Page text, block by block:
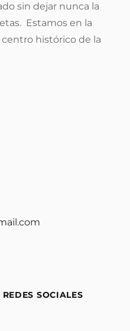
sin dejar nunca la
Estamos en la
centro histórico de la
SOCIALES